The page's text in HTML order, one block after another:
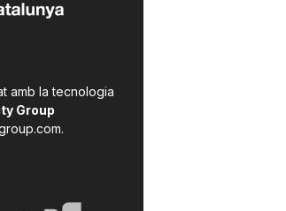
amb la tecnologia
Group
.